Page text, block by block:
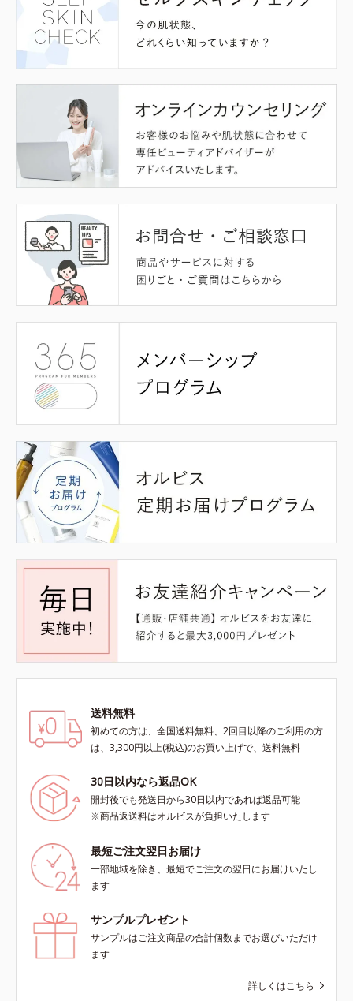
送料無料
初めての方は、全国送料無料、2回目以降のご利用の方
は、3,300円以上(税込)のお買い上げで、送料無料
30日以内なら返品OK
開封後でも発送日から30日以内であれば返品可能
※商品返送料はオルビスが負担いたします
最短ご注文翌日お届け
一部地域を除き、最短でご注文の翌日にお届けいたし
ます
サンプルプレゼント
サンプルはご注文商品の合計個数までお選びいただけ
ます
詳しくはこちら